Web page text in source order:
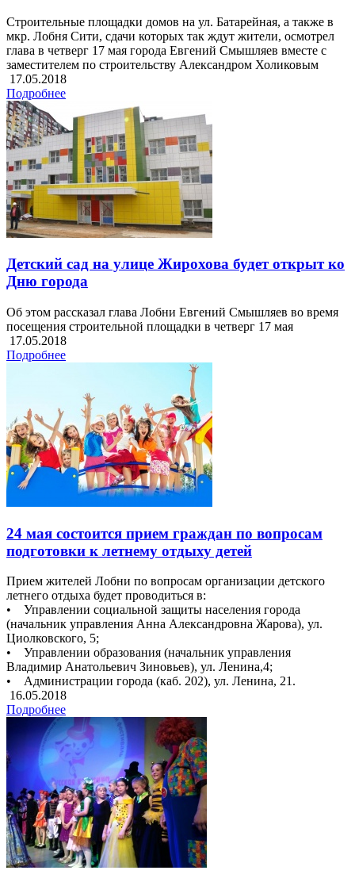
Строительные площадки домов на ул. Батарейная, а также в
мкр. Лобня Сити, сдачи которых так ждут жители, осмотрел
глава в четверг 17 мая города Евгений Смышляев вместе с
заместителем по строительству Александром Холиковым
17.05.2018
Подробнее
Детский сад на улице Жирохова будет открыт ко
Дню города
Об этом рассказал глава Лобни Евгений Смышляев во время
посещения строительной площадки в четверг 17 мая
17.05.2018
Подробнее
24 мая состоится прием граждан по вопросам
подготовки к летнему отдыху детей
Прием жителей Лобни по вопросам организации детского
летнего отдыха будет проводиться в:
• Управлении социальной защиты населения города
(начальник управления Анна Александровна Жарова), ул.
Циолковского, 5;
• Управлении образования (начальник управления
Владимир Анатольевич Зиновьев), ул. Ленина,4;
• Администрации города (каб. 202), ул. Ленина, 21.
16.05.2018
Подробнее